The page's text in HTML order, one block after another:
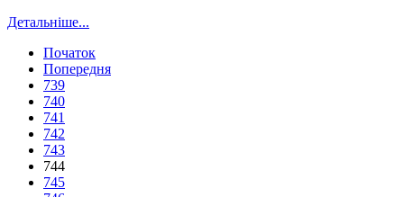
Детальніше...
Початок
Попередня
739
740
741
742
743
744
745